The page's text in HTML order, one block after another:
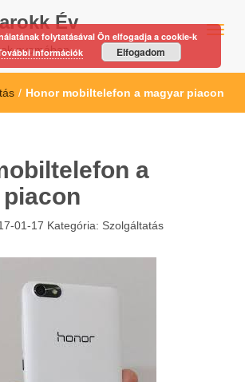
Év
nyomában…
/ Honor mobiltelefon a magyar piacon
a
01-17 Kategória: Szolgáltatás
folytatásával Ön elfogadja a cookie-k
információk Elfogadom